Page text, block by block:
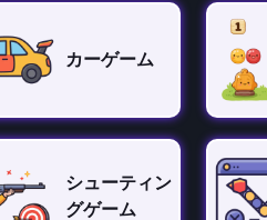
カーゲーム
シューティン
グゲーム